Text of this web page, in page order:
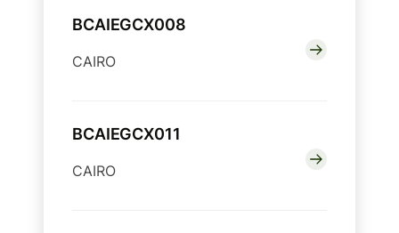
BCAIEGCX008
CAIRO
BCAIEGCX011
CAIRO